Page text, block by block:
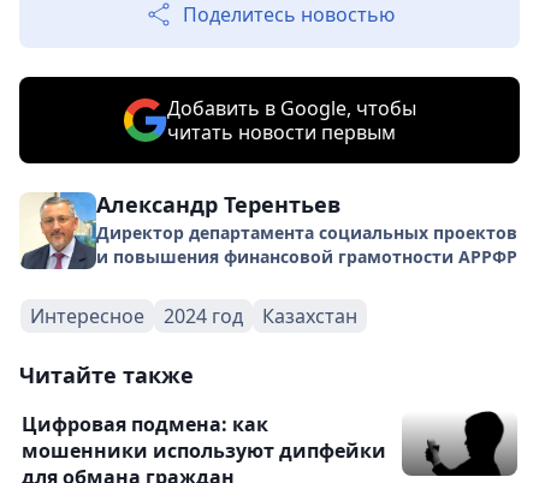
Поделитесь новостью
Добавить в Google, чтобы
читать новости первым
Александр Терентьев
Директор департамента социальных проектов
и повышения финансовой грамотности АРРФР
Интересное 2024 год Казахстан
Читайте также
Цифровая подмена: как
мошенники используют дипфейки
для обмана граждан